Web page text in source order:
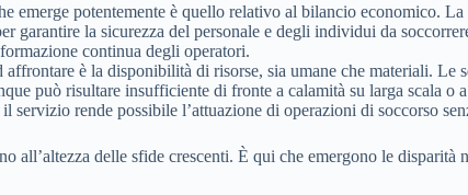
emerge potentemente è quello relativo al bilancio economico.
garantire la sicurezza del personale e degli individui da
continua degli operatori.
è la disponibilità di risorse, sia umane che materiali.
può risultare insufficiente di fronte a calamità su larga scala
servizio rende possibile l’attuazione di operazioni di soccorso
all’altezza delle sfide crescenti. È qui che emergono le